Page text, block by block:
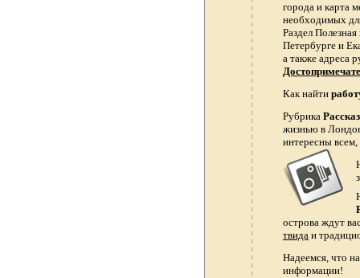
города и карта
необходимых
Раздел
Петербурге и
а также адреса
Как найти
Рубрика
жизнью в
интересны
острова ждут
твида и
Надеемся, что
информации!